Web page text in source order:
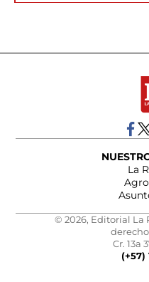
La
© 2026, Editorial La
Cr. 13a
(+57)